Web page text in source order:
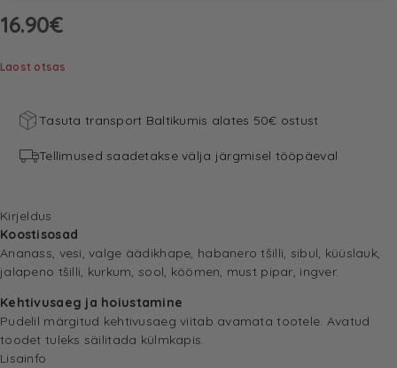
16.90€
Laost otsas
Tasuta transport Baltikumis alates 50€ ostust
Tellimused saadetakse välja järgmisel tööpäeval
Kirjeldus
Koostisosad
Ananass, vesi, valge äädikhape, habanero tšilli, sibul, küüslauk,
jalapeno tšilli, kurkum, sool, köömen, must pipar, ingver.
Kehtivusaeg ja hoiustamine
Pudelil märgitud kehtivusaeg viitab avamata tootele. Avatud
toodet tuleks säilitada külmkapis.
Lisainfo